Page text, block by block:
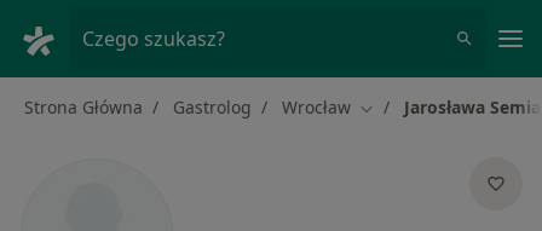
Czego szukasz?
Strona Główna Gastrolog Wrocław Zmień miasto
Jarosława